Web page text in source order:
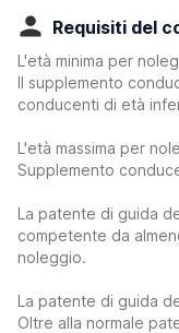
Requisiti del
L'età minima per
Il supplemento
conducenti di età
L'età massima per
Supplemento
La patente di guida
competente da
noleggio.
La patente di guida
Oltre alla normale